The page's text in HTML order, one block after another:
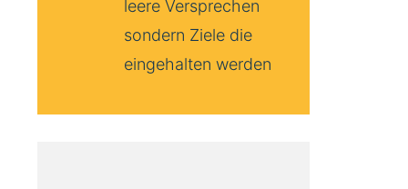
leere Versprechen
sondern Ziele die
eingehalten werden